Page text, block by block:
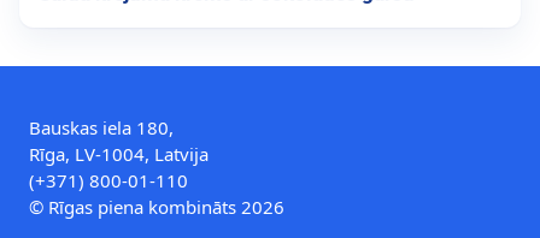
Bauskas iela 180,
Rīga, LV-1004, Latvija
(+371) 800-01-110
© Rīgas piena kombināts 2026